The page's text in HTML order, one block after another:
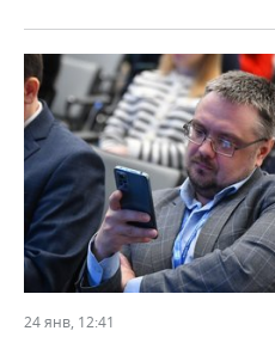
24 янв, 12:41